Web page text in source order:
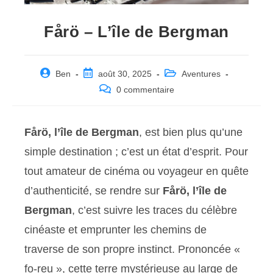
Fårö – L’île de Bergman
PostBen
Post
published:
août 30, 2025
Post
category:
Aventures
Post 0 commentaire
Fårö, l’île de Bergman, est bien plus qu’une
simple destination ; c’est un état d’esprit. Pour
tout amateur de cinéma ou voyageur en quête
d’authenticité, se rendre sur Fårö, l’île de
Bergman, c’est suivre les traces du célèbre
cinéaste et emprunter les chemins de
traverse de son propre instinct. Prononcée «
fo-reu », cette terre mystérieuse au large de